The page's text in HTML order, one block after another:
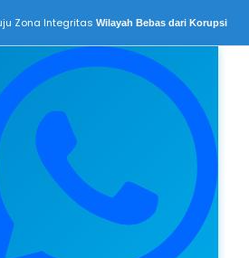
Zona Integritas Wilayah Bebas dari Korupsi